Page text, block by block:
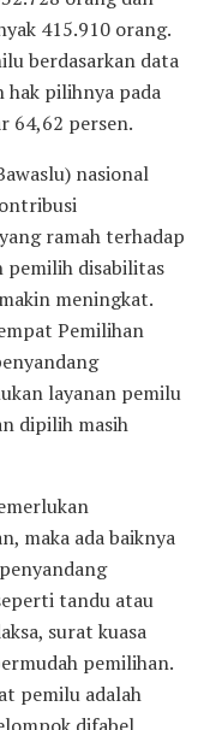
415.910 orang.
berdasarkan data
pilihnya pada
64,62 persen.
nasional
ramah terhadap
pemilih disabilitas
meningkat.
Pemilihan
layanan pemilu
dipilih masih
maka ada baiknya
tandu atau
surat kuasa
pemilihan.
pemilu adalah
difabel